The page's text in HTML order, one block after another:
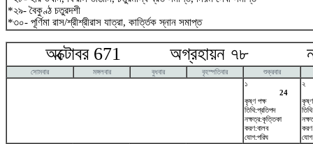
*২৯- বৈকুণ্ঠ চতুরদশী
*৩০- পূর্ণিমা রাস/শ্রীশ্রীরাস যাত্রা, কার্ত্তিক স্নান সমাপ্ত
অক্টোবর 671 অগ্রহায়ন ৭৮
সোমবার মঙ্গলবার বুধবার বৃহস্পতিবার
শুক্রবার
১
24
কৃষ্ণ পক্ষ
তিথি:প্রতিপদ
নক্ষত্র:কৃত্তিকা
করণ:বালব
যোগ:পরিঘ
২